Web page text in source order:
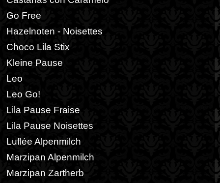
Go Free
Hazelnoten - Noisettes
Choco Lila Stix
Kleine Pause
Leo
Leo Go!
Lila Pause Fraise
Lila Pause Noisettes
Luflée Alpenmilch
Marzipan Alpenmilch
Marzipan Zartherb